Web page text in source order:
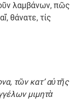
λαμβάνων, πῶς
θάνατε, τίς
τῶν κατ’ αὐτῆς
μιμητὰ